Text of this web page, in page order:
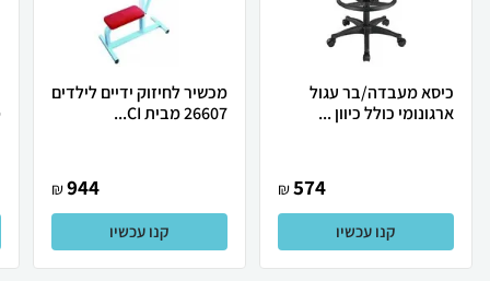
כיסא מעבדה/בר עגול
ארגונומי כולל כיוון ...
574
₪
קנו עכשיו
מכשיר לחיזוק ידיים לילדים
26607 מבית CI...
944
₪
קנו עכשיו